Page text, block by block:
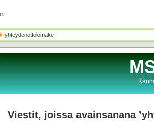
yhteydenottolomake
Viestit, joissa avainsanana